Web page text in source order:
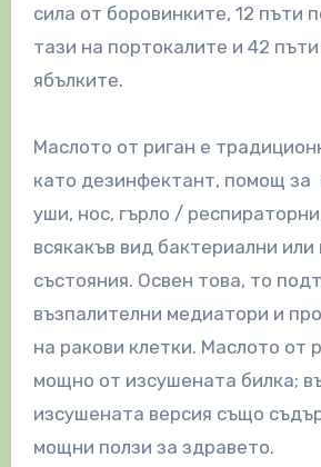
сила от боровинките, 12 пъти
тази на портокалите и 42
ябълките.
Маслото от риган е
като дезинфектант, помощ за
уши, нос, гърло /
всякакъв вид бактериални или
състояния. Освен това, то
възпалителни медиатори и
на ракови клетки. Маслото от
мощно от изсушената билка;
изсушената версия също
мощни ползи за здравето.